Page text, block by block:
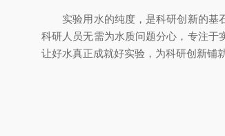
实验用水的纯度，是科研创新的基石
科研人员无需为水质问题分心，专注于
让好水真正成就好实验，为科研创新铺